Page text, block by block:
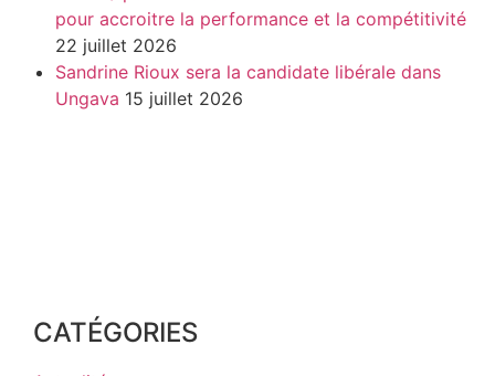
pour accroitre la performance et la compétitivité
22 juillet 2026
Sandrine Rioux sera la candidate libérale dans
Ungava 15 juillet 2026
CATÉGORIES